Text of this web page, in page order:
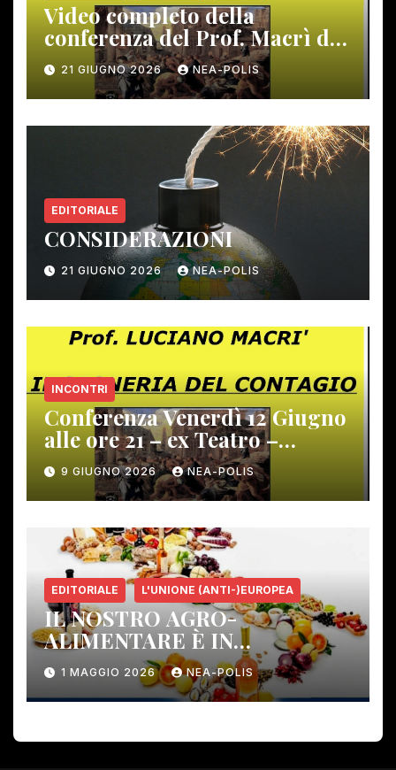
Video completo della
conferenza del Prof. Macrì del
12 giugno scorso
21 GIUGNO 2026 NEA-POLIS
EDITORIALE
CONSIDERAZIONI
21 GIUGNO 2026 NEA-POLIS
INCONTRI
Conferenza Venerdì 12 Giugno
alle ore 21 – ex Teatro –
Gambassi Terme –
9 GIUGNO 2026 NEA-POLIS
EDITORIALE L'UNIONE (ANTI-)EUROPEA
IL NOSTRO AGRO-
ALIMENTARE È IN
PERICOLO!
1 MAGGIO 2026 NEA-POLIS